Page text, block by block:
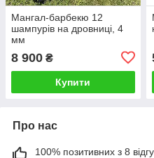
Мангал-барбекю 12
шампурів на дровниці, 4
мм
8 900 ₴
Купити
Про нас
100% позитивних з 8